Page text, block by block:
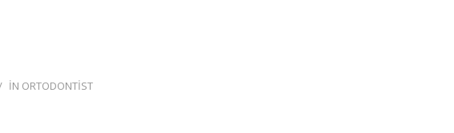
IN ORTODONTIST